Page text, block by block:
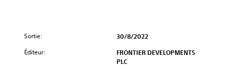
Sortie: 30/8/2022
Éditeur:
FRONTIER DEVELOPMENTS
PLC